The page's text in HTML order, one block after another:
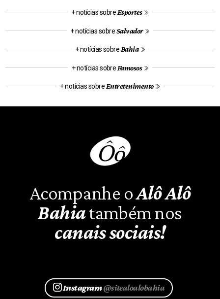
+ notícias sobre Esportes
+ notícias sobreSalvador
+ notícias sobre Bahia
+ notícias sobre Famosos
+ notícias sobre Entretenimento
Acompanhe oAlô Alô
Bahiatambém nos
canais sociais!
Instagram@sitealoalobahia